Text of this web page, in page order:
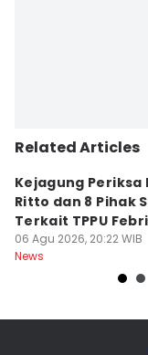
Related Articles
Kejagung Periksa
Ritto dan 8 Pihak
Terkait TPPU
06 Agu 2026, 20:22 WIB
News